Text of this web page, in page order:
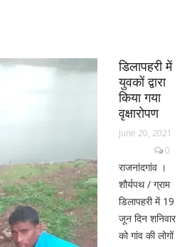
डिलापहरी में
युवकों द्वारा
किया गया
वृक्षारोपण
June 20, 2021
0
राजनांदगांव ।
शौर्यपथ / ग्राम
डिलापहरी में 19
जून दिन शनिवार
को गांव की लोगों